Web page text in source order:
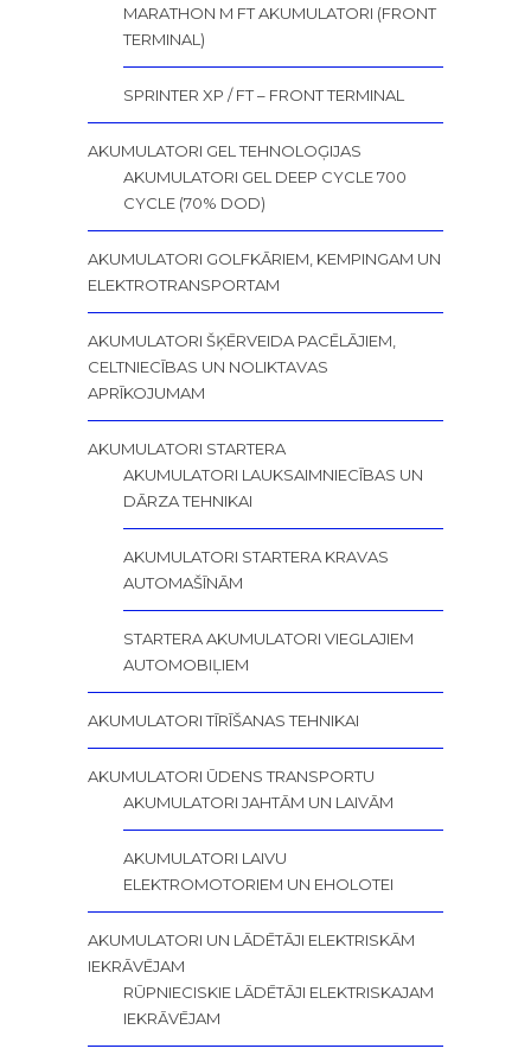
MARATHON M FT AKUMULATORI (FRONT
TERMINAL)
SPRINTER XP / FT – FRONT TERMINAL
AKUMULATORI GEL TEHNOLOĢIJAS
AKUMULATORI GEL DEEP CYCLE 700
CYCLE (70% DOD)
AKUMULATORI GOLFKĀRIEM, KEMPINGAM UN
ELEKTROTRANSPORTAM
AKUMULATORI ŠĶĒRVEIDA PACĒLĀJIEM,
CELTNIECĪBAS UN NOLIKTAVAS
APRĪKOJUMAM
AKUMULATORI STARTERA
AKUMULATORI LAUKSAIMNIECĪBAS UN
DĀRZA TEHNIKAI
AKUMULATORI STARTERA KRAVAS
AUTOMAŠĪNĀM
STARTERA AKUMULATORI VIEGLAJIEM
AUTOMOBIĻIEM
AKUMULATORI TĪRĪŠANAS TEHNIKAI
AKUMULATORI ŪDENS TRANSPORTU
AKUMULATORI JAHTĀM UN LAIVĀM
AKUMULATORI LAIVU
ELEKTROMOTORIEM UN EHOLOTEI
AKUMULATORI UN LĀDĒTĀJI ELEKTRISKĀM
IEKRĀVĒJAM
RŪPNIECISKIE LĀDĒTĀJI ELEKTRISKAJAM
IEKRĀVĒJAM